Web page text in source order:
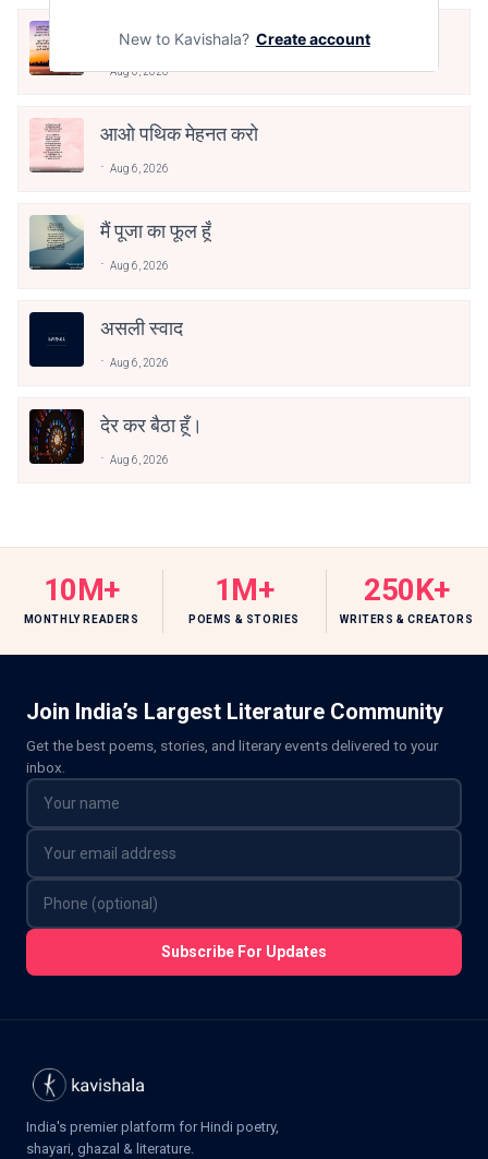
क्या देव छोड़ शैतान मनाऊँ
Aug 6, 2026
आओ पथिक मेहनत करो
Aug 6, 2026
मैं पूजा का फूल हूँ
Aug 6, 2026
असली स्वाद
Aug 6, 2026
देर कर बैठा हूँ।
Aug 6, 2026
10M+
MONTHLY READERS
1M+
POEMS & STORIES
250K+
WRITERS & CREATORS
Join India’s Largest Literature Community
Get the best poems, stories, and literary events delivered to your
inbox.
Subscribe For Updates
India's premier platform for Hindi poetry,
shayari, ghazal & literature.
New to Kavishala? Create account